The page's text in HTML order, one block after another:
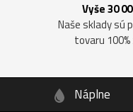
Vyše 30
Naše sklady sú
tovaru
Náplne